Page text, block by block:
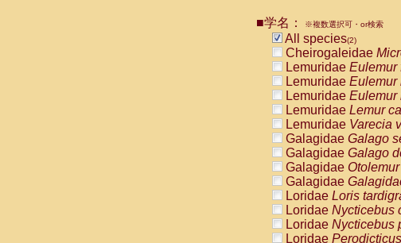
AtelidaeAteles
AtelidaeAteles
AtelidaeAteles
AtelidaeAtelesspp.
AtelidaeLagothrix
AtelidaeLagothrix
PitheciidaeCacajao
Pitheciidae
Pitheciidae
Pitheciidae
Pitheciidae
Pitheciidae
Pitheciidae
PitheciidaePithecia
Pitheciidae
Cercopithecidae
■学名： ※複数選択可・or検索
All species(2)
Cheirogaleidae
Lemuridae Eulemur
Lemuridae Eulemur
Lemuridae Eulemur
Lemuridae Lemur
Lemuridae Varecia
Galagidae Galago
Galagidae Galago
Galagidae
Galagidae
Loridae Loris
Loridae Nycticebus
Loridae Nycticebus
Loridae